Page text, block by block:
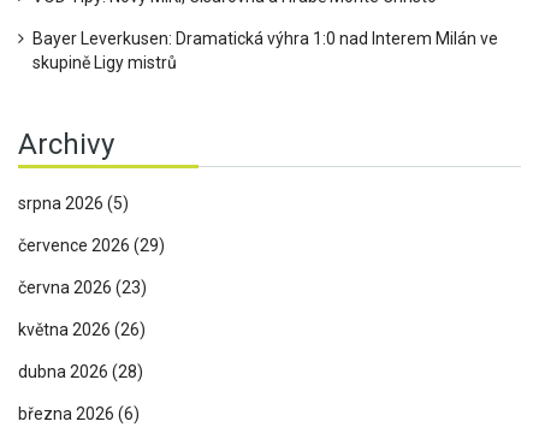
Bayer Leverkusen: Dramatická výhra 1:0 nad Interem Milán ve
skupině Ligy mistrů
Archivy
srpna 2026 (5)
července 2026 (29)
června 2026 (23)
května 2026 (26)
dubna 2026 (28)
března 2026 (6)